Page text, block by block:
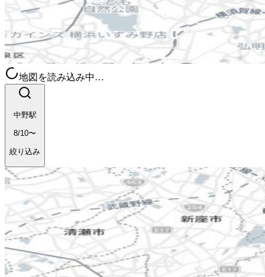
地図を読み込み中…
中野駅
8/10〜
絞り込み